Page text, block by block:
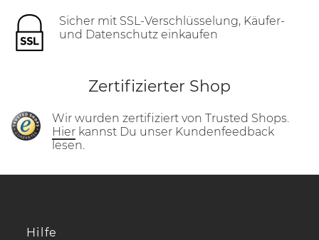
Sicher mit SSL-Verschlüsselung, Käufer-
und Datenschutz einkaufen
Zertifizierter Shop
Wir wurden zertifiziert von Trusted Shops.
Hier kannst Du unser Kundenfeedback
lesen.
Hilfe